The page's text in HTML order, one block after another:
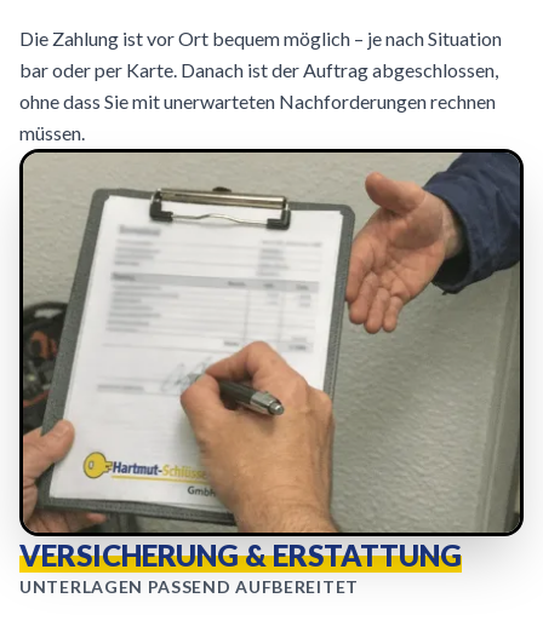
Die Zahlung ist vor Ort bequem möglich – je nach Situation
bar oder per Karte. Danach ist der Auftrag abgeschlossen,
ohne dass Sie mit unerwarteten Nachforderungen rechnen
müssen.
VERSICHERUNG & ERSTATTUNG
UNTERLAGEN PASSEND AUFBEREITET